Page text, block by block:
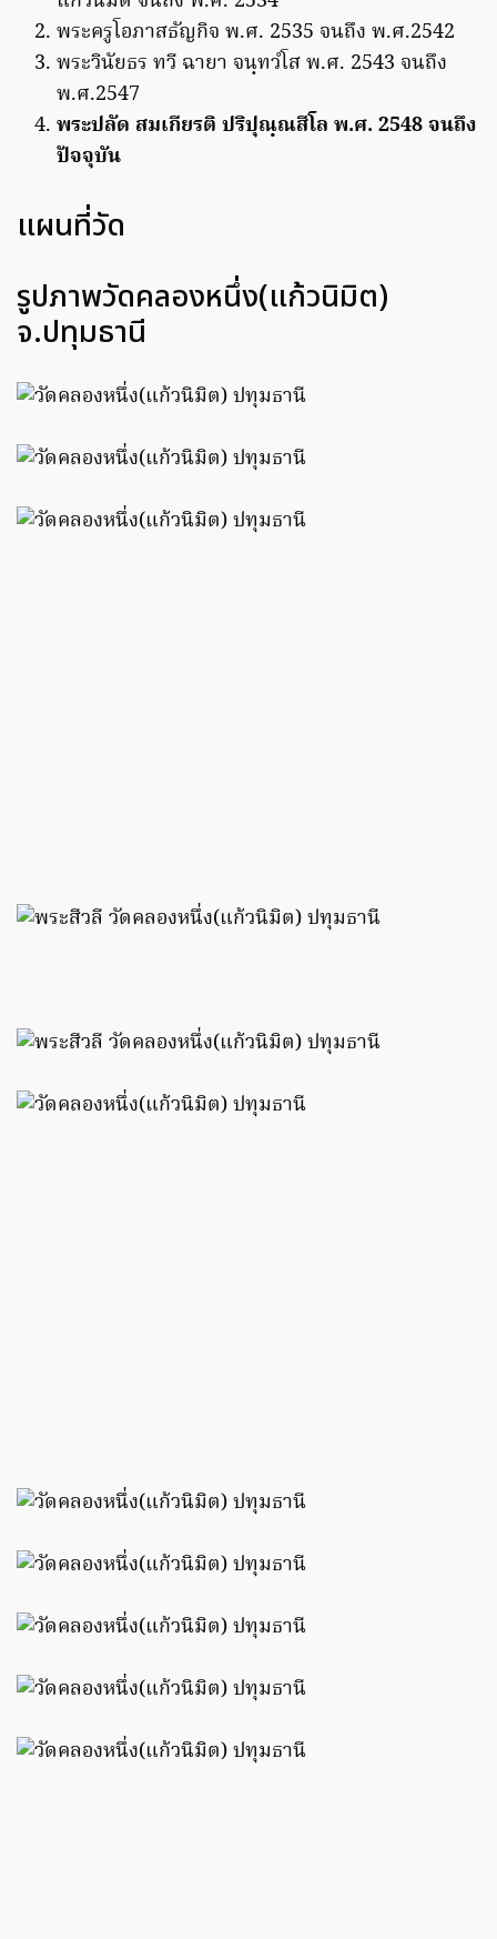
พระครูโอภาสธัญกิจ พ.ศ. 2535 จนถึง พ.ศ.2542
พระวินัยธร ทวี ฉายา จนฺทวํโส พ.ศ. 2543 จนถึง
พ.ศ.2547
พระปลัด สมเกียรติ ปริปุณฺณสีโล พ.ศ. 2548 จนถึง
ปัจจุบัน
แผนที่วัด
รูปภาพวัดคลองหนึ่ง(แก้วนิมิต)
จ.ปทุมธานี